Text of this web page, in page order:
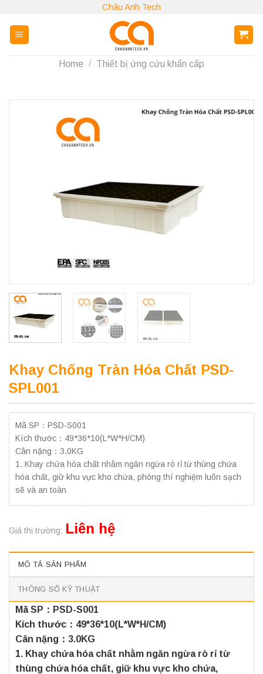
content
Châu Anh Tech
Home / Thiết bị ứng cứu khẩn cấp
Khay Chống Tràn Hóa Chất PSD-
SPL001
Mã SP：PSD-S001
Kích thước：49*36*10(L*W*H/CM)
Cân nặng：3.0KG
1. Khay chứa hóa chất nhằm ngăn ngừa rò rỉ từ thùng chứa
hóa chất, giữ khu vực kho chứa, phòng thí nghiệm luôn sạch
sẽ và an toàn
Giá thị trường: Liên hệ
MÔ TẢ SẢN PHẨM
THÔNG SỐ KỸ THUẬT
Mã SP：PSD-S001
Kích thước：49*36*10(L*W*H/CM)
Cân nặng：3.0KG
1. Khay chứa hóa chất nhằm ngăn ngừa rò rỉ từ
thùng chứa hóa chất, giữ khu vực kho chứa,